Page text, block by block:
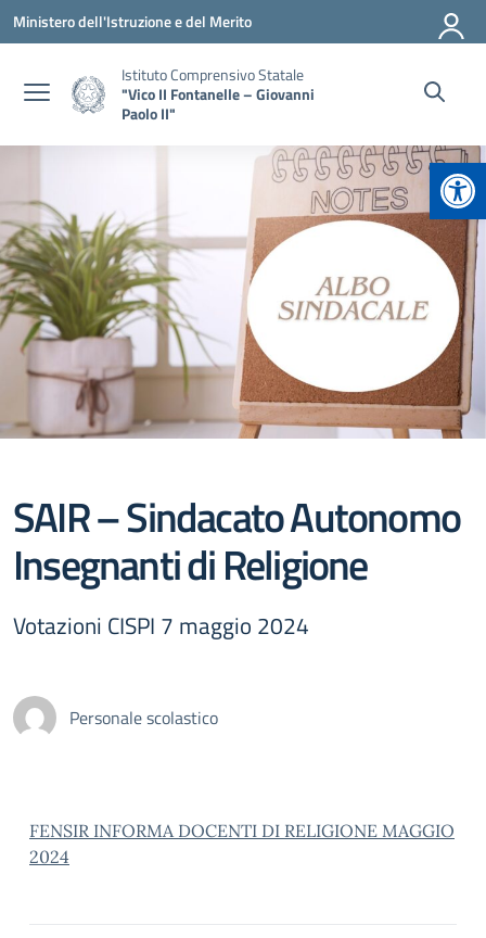
Vai ai contenuti
Vai al menu di navigazione
Vai al footer
Ministero dell'Istruzione e del Merito
Istituto Comprensivo Statale
"Vico II Fontanelle – Giovanni
Paolo II"
SAIR – Sindacato Autonomo
Insegnanti di Religione
Votazioni CISPI 7 maggio 2024
Personale scolastico
FENSIR INFORMA DOCENTI DI RELIGIONE MAGGIO
2024